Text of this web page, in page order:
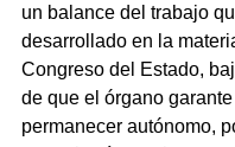
un balance del trabajo
desarrollado en la
Congreso del Estado,
de que el órgano
permanecer autónomo,